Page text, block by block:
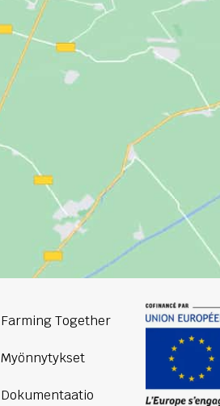
Farming Together
Myönnytykset
Dokumentaatio